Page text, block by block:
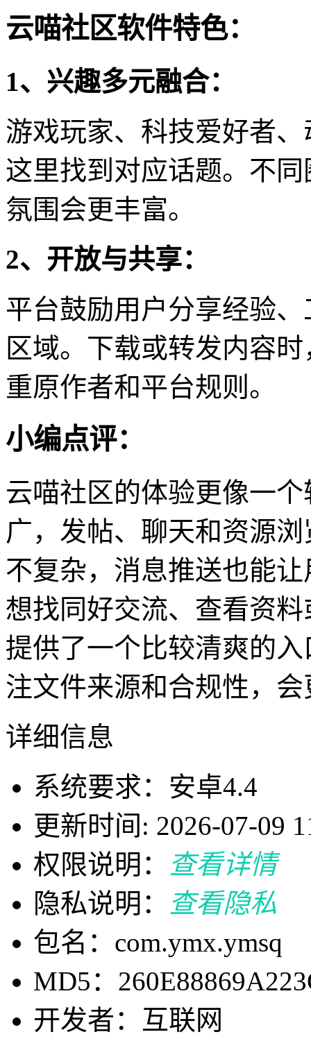
云喵社区软件特色：
1、兴趣多元融合：
游戏玩家、科技爱好者
这里找到对应话题。不
氛围会更丰富。
2、开放与共享：
平台鼓励用户分享经验
区域。下载或转发内容
重原作者和平台规则。
小编点评：
云喵社区的体验更像一
广，发帖、聊天和资源
不复杂，消息推送也能
想找同好交流、查看资
提供了一个比较清爽的
注文件来源和合规性，
详细信息
系统要求：安卓4.4
更新时间: 2026-07-09
权限说明：
查看详情
隐私说明：
查看隐私
包名：com.ymx.ymsq
MD5：
开发者：互联网